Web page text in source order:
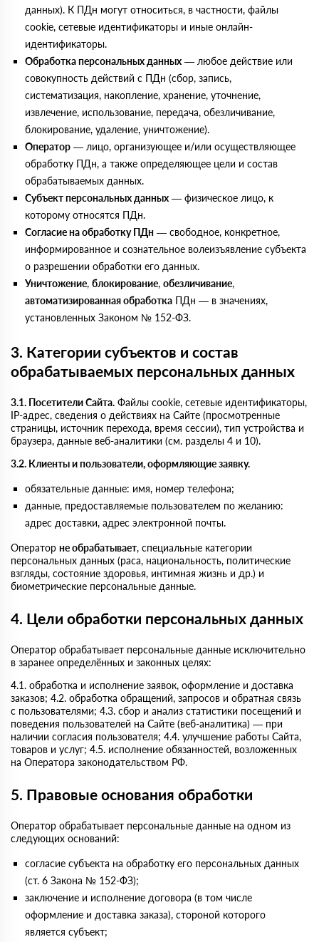
данных). К ПДн могут относиться, в частности, файлы
cookie, сетевые идентификаторы и иные онлайн-
идентификаторы.
Обработка персональных данных — любое действие или
совокупность действий с ПДн (сбор, запись,
систематизация, накопление, хранение, уточнение,
извлечение, использование, передача, обезличивание,
блокирование, удаление, уничтожение).
Оператор — лицо, организующее и/или осуществляющее
обработку ПДн, а также определяющее цели и состав
обрабатываемых данных.
Субъект персональных данных — физическое лицо, к
которому относятся ПДн.
Согласие на обработку ПДн — свободное, конкретное,
информированное и сознательное волеизъявление субъекта
о разрешении обработки его данных.
Уничтожение, блокирование, обезличивание,
автоматизированная обработка ПДн — в значениях,
установленных Законом № 152-ФЗ.
3. Категории субъектов и состав
обрабатываемых персональных данных
3.1. Посетители Сайта. Файлы cookie, сетевые идентификаторы,
IP-адрес, сведения о действиях на Сайте (просмотренные
страницы, источник перехода, время сессии), тип устройства и
браузера, данные веб-аналитики (см. разделы 4 и 10).
3.2. Клиенты и пользователи, оформляющие заявку.
обязательные данные: имя, номер телефона;
данные, предоставляемые пользователем по желанию:
адрес доставки, адрес электронной почты.
Оператор не обрабатывает, специальные категории
персональных данных (раса, национальность, политические
взгляды, состояние здоровья, интимная жизнь и др.) и
биометрические персональные данные.
4. Цели обработки персональных данных
Оператор обрабатывает персональные данные исключительно
в заранее определённых и законных целях:
4.1. обработка и исполнение заявок, оформление и доставка
заказов; 4.2. обработка обращений, запросов и обратная связь
с пользователями; 4.3. сбор и анализ статистики посещений и
поведения пользователей на Сайте (веб-аналитика) — при
наличии согласия пользователя; 4.4. улучшение работы Сайта,
товаров и услуг; 4.5. исполнение обязанностей, возложенных
на Оператора законодательством РФ.
5. Правовые основания обработки
Оператор обрабатывает персональные данные на одном из
следующих оснований:
согласие субъекта на обработку его персональных данных
(ст. 6 Закона № 152-ФЗ);
заключение и исполнение договора (в том числе
оформление и доставка заказа), стороной которого
является субъект;